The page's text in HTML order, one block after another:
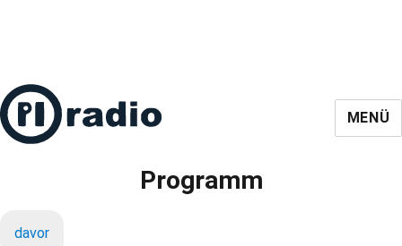
MENÜ
Programm
davor